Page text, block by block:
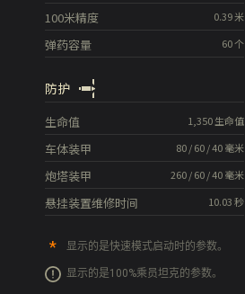
0.39米
100米精度
60个
弹药容量
防护
1,350生命值
生命值
80/60/40毫米
车体装甲
260/60/40毫米
炮塔装甲
10.03秒
悬挂装置维修时间
显示的是快速模式启动时的参数。
显示的是100%乘员坦克的参数。